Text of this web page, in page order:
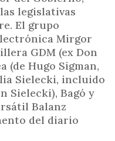
legislativas
El grupo
Mirgor
GDM (ex Don
(de Hugo Sigman,
Sielecki, incluido
Sielecki), Bagó y
Balanz
del diario